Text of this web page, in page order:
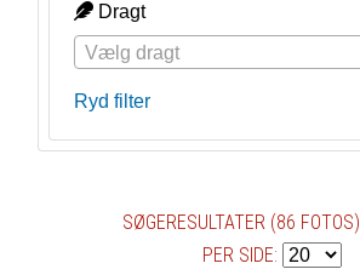
Dragt
Vælg dragt
Ryd filter
SØGERESULTATER (86 FOTOS)
PER SIDE: